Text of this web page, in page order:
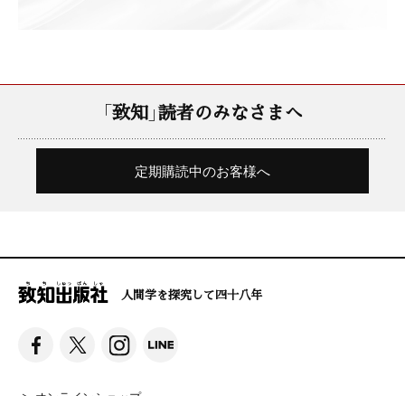
「致知」読者のみなさまへ
定期購読中のお客様へ
人間学を探究して四十八年